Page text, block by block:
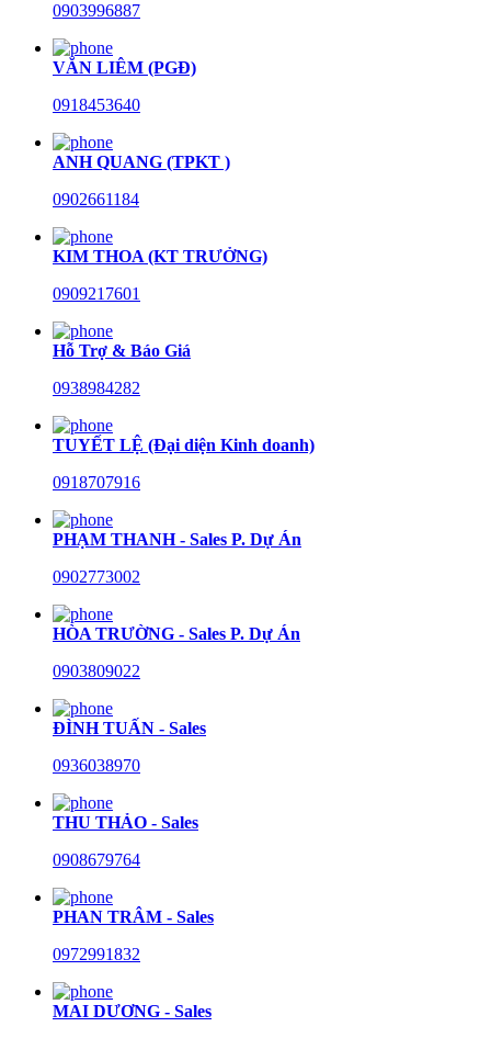
0903996887
VĂN LIÊM (PGĐ)
0918453640
ANH QUANG (TPKT )
0902661184
KIM THOA (KT TRƯỞNG)
0909217601
Hỗ Trợ & Báo Giá
0938984282
TUYẾT LỆ (Đại diện Kinh doanh)
0918707916
PHẠM THANH - Sales P. Dự Án
0902773002
HÒA TRƯỜNG - Sales P. Dự Án
0903809022
ĐÌNH TUẤN - Sales
0936038970
THU THẢO - Sales
0908679764
PHAN TRÂM - Sales
0972991832
MAI DƯƠNG - Sales